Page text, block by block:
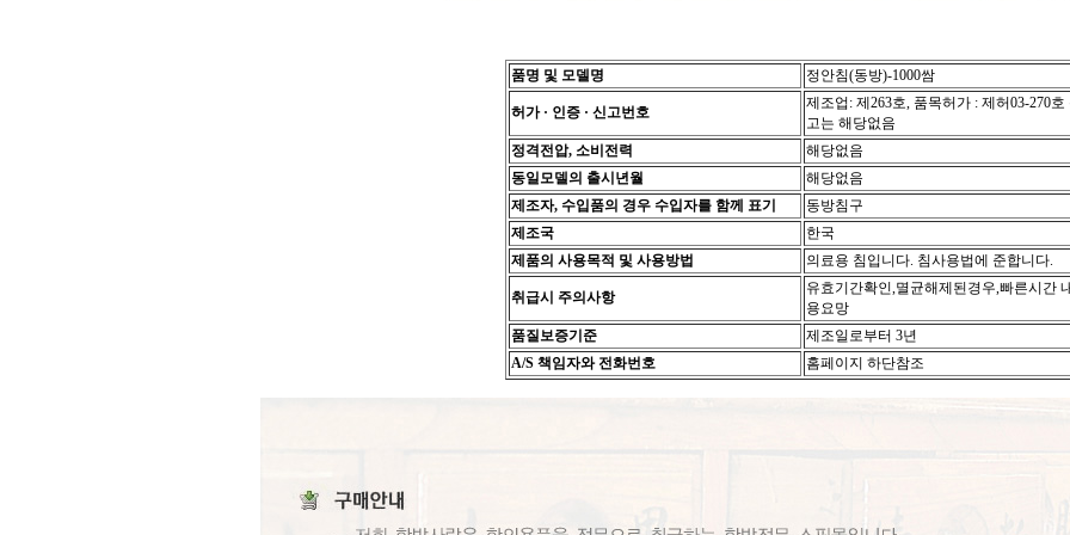
품명 및 모델명 정안침(동방)-1000쌈
허가 · 인증 · 신고번호
제조업: 제263호, 품목허가 : 제허03-270호
고는 해당없음
정격전압, 소비전력
해당없음
동일모델의 출시년월
해당없음
제조자, 수입품의 경우 수입자를 함께 표기
동방침구
제조국
한국
제품의 사용목적 및 사용방법
의료용 침입니다. 침사용법에 준합니다.
취급시 주의사항
유효기간확인,멸균해제된경우,빠른시간
용요망
품질보증기준
제조일로부터 3년
A/S 책임자와 전화번호
홈페이지 하단참조